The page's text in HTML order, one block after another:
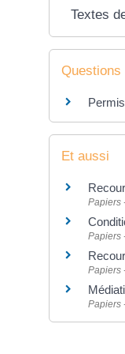
Textes
Questions
Et aussi
Papiers
Papiers
Papiers
Papiers